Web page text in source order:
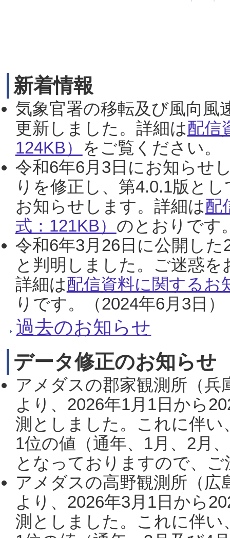
新着情報
気象官署の移転及び風向風
更新しました。詳細は配信
124KB） をご覧ください。
令和6年6月3日にお知らせ
りを修正し、第4.0.1版と
お知らせします。詳細は配
式：121KB） のとおりです
令和6年3月26日に公開し
と判明しました。ご迷惑
詳細は配信資料に関するお
りです。（2024年6月3日）
過去のお知らせ
データ修正のお知らせ
アメダスの郡家観測所（
より、2026年1月1日から
測としました。これに伴い
1位の値（通年、1月、2月
となっておりますので、
アメダスの高野観測所（
より、2026年3月1日から
測としました。これに伴い